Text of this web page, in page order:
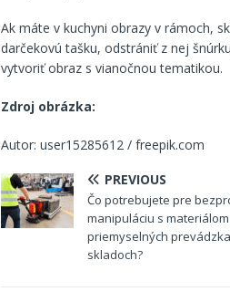
Ak máte v kuchyni obrazy v rámoch,
darčekovú tašku, odstrániť z nej
vytvoriť obraz s vianočnou tematikou.
Zdroj obrázka:
Autor: user15285612 / freepik.com
PREVIOUS
Čo potrebujete pre
manipuláciu s
priemyselných
skladoch?